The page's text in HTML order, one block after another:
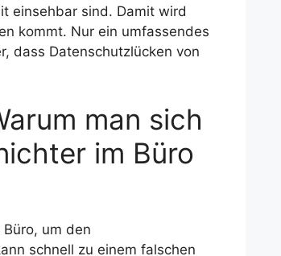
einsehbar sind. Damit wird
kommt. Nur ein umfassendes
dass Datenschutzlücken von
man sich
im Büro
um den
schnell zu einem falschen